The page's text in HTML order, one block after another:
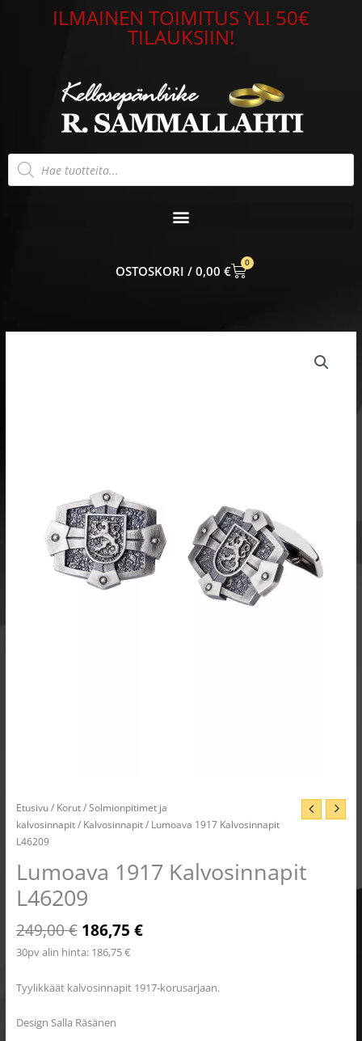
ILMAINEN TOIMITUS YLI 50€
TILAUKSIIN!
Products
search
0,00 €
0
CART
Etusivu/ Korut/Solmionpitimet ja
kalvosinnapit/ Kalvosinnapit/ Lumoava 1917 Kalvosinnapit
L46209
Lumoava 1917 Kalvosinnapit
L46209
249,00€ 186,75 €
30pv alin hinta: 186,75€
Tyylikkäät kalvosinnapit 1917-korusarjaan.
Design Salla Räsänen